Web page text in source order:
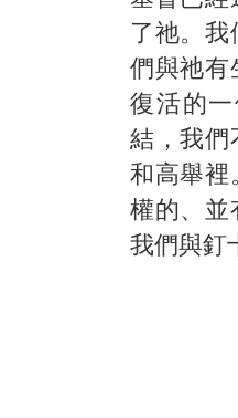
了祂。
們與祂有
復活的
結，我們
和高舉裡
權的、並